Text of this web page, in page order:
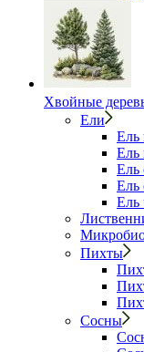
Хвойные
Ели
Ель
Ель
Ель
Ель
Ель
Пихты
Сосны